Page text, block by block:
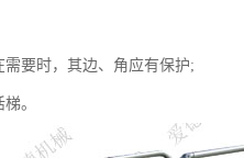
要时，其边、角应有保护;
。